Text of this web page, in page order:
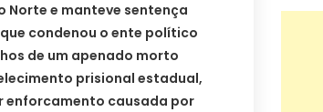
Norte e manteve sentença
condenou o ente político
de um apenado morto
prisional estadual,
enforcamento causada por